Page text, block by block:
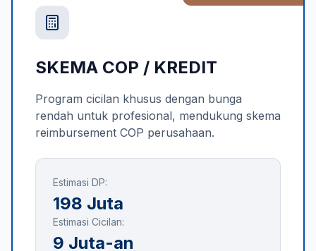
SKEMA COP / KREDIT
Program cicilan khusus dengan bunga
rendah untuk profesional, mendukung skema
reimbursement COP perusahaan.
Estimasi DP:
198 Juta
Estimasi Cicilan:
9 Juta-an